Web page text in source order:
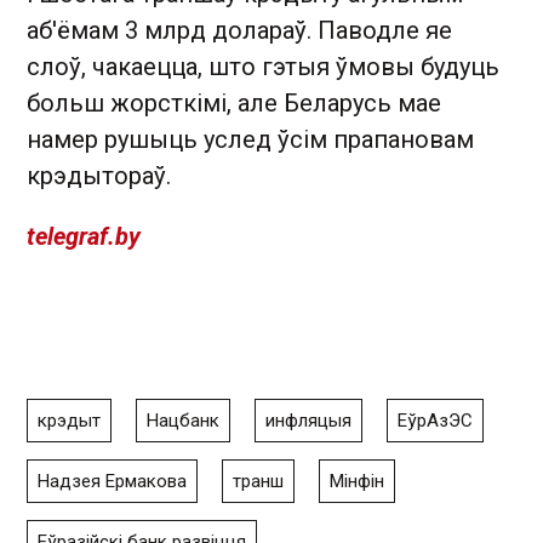
аб'ёмам 3 млрд долараў. Паводле яе
слоў, чакаецца, што гэтыя ўмовы будуць
больш жорсткімі, але Беларусь мае
намер рушыць услед ўсім прапановам
крэдытораў.
telegraf.by
крэдыт Нацбанк инфляцыя ЕўрАзЭС
Надзея Ермакова транш Мінфін